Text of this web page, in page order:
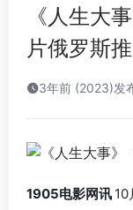
《人生大
片俄罗斯
3年前 (2023)发
1905电影网讯 10